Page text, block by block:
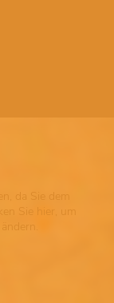
da Sie dem
Sie hier, um